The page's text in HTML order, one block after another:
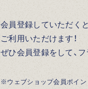
会員登録していただく
ご利用いただけます！
ぜひ会員登録をして、
※ウェブショップ会員ポイン